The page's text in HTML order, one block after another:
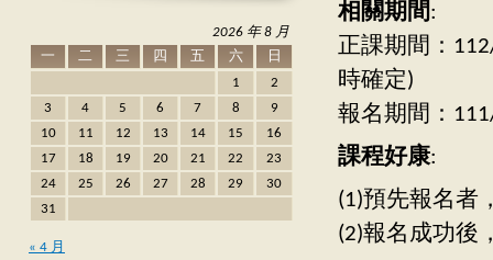
相關期間:
正課期間：
時確定)
報名期間：
課程好康:
(1)預先報名者
(2)報名成功後
2026 年 8 月
一
二 三 四 五 六
日
1
2
3
4 5 6 7 8
9
10
11 12 13 14 15
16
17
18 19 20 21 22
23
24
25 26 27 28 29
30
31
« 4 月